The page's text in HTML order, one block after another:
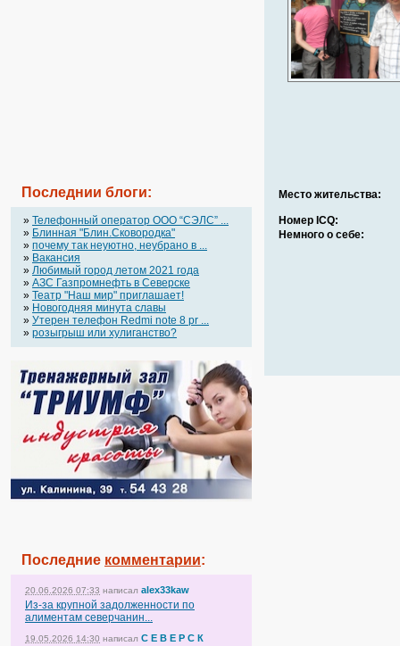
Последнии блоги:
» Телефонный оператор OOO “СЭЛС” ...
» Блинная "Блин.Сковородка"
» почему так неуютно, неубрано в ...
» Вакансия
» Любимый город летом 2021 года
» АЗС Газпромнефть в Северске
» Театр "Наш мир" приглашает!
» Новогодняя минута славы
» Утерен телефон Redmi note 8 pr ...
» розыгрыш или хулиганство?
Последние комментарии:
20.06.2026 07:33 написал alex33kaw
Из-за крупной задолженности по
алиментам северчанин...
19.05.2026 14:30 написал С Е В Е Р С К
Место жительства:
Номер ICQ:
Немного о себе: